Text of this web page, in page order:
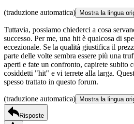
(traduzione automatica) Mostra la lingua
Tuttavia, possiamo chiederci a cosa
successo. Per me, una hit è qualcosa di
eccezionale. Se la qualità giustifica il
parte delle volte sembra essere più una
aperti e fate un confronto, capirete subito
cosiddetti "hit" e vi terrete alla larga.
spesso trattato in questo forum.
(traduzione automatica) Mostra la lingua
Risposte